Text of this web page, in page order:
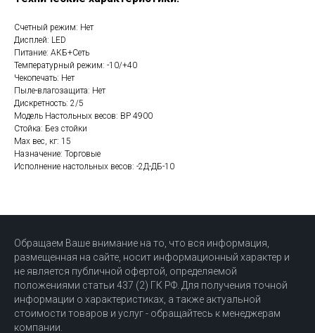
Счетный режим: Нет
Дисплей: LED
Питание: АКБ+Сеть
Температурный режим: -10/+40
Чекопечать: Нет
Пыле-влагозащита: Нет
Дискретность: 2/5
Модель Настольных весов: ВР 4900
Стойка: Без стойки
Мах вес, кг: 15
Назначение: Торговые
Исполнение настольных весов: -2Д-ДБ-10
Обращаем Ваше внимание на то, что вся информация,
размещенная на сайте, носит информационный характер и
не является публичной офертой, определяемой
положениями статьи 437 (2) ГК РФ. Для получения точной
информации о характеристиках, а также актуальной
стоимости товаров и услуг - обращайтесь к менеджерам
компании.